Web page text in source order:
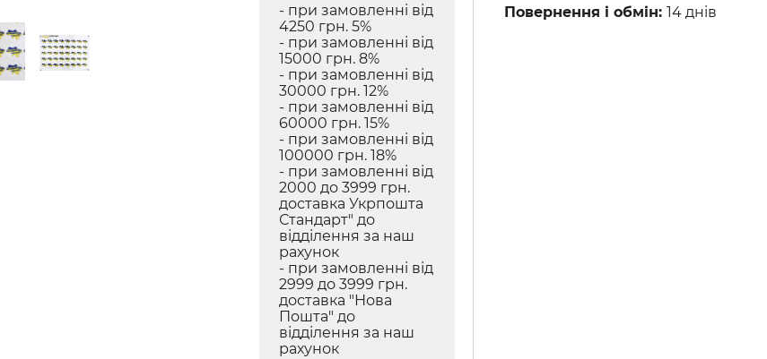
- при замовленні від
4250 грн. 5%
- при замовленні від
15000 грн. 8%
- при замовленні від
30000 грн. 12%
- при замовленні від
60000 грн. 15%
- при замовленні від
100000 грн. 18%
- при замовленні від
2000 до 3999 грн.
доставка Укрпошта
Стандарт" до
відділення за наш
рахунок
- при замовленні від
2999 до 3999 грн.
доставка "Нова
Пошта" до
відділення за наш
рахунок
Повернення і обмін:14 днів